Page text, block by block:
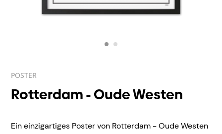
POSTER
Rotterdam - Oude Westen
Ein einzigartiges Poster von Rotterdam - Oude Westen